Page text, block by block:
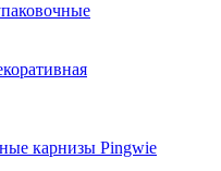
карнизы Pingwie